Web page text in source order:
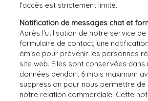
l'accès est strictement limité.
Notification de messages chat et
Après l'utilisation de notre service de
formulaire de contact, une
émise pour prévenir les personnes
site web. Elles sont conservées dans
données pendant 6 mois maximum
suppression pour nous permettre de
notre relation commerciale. Cette